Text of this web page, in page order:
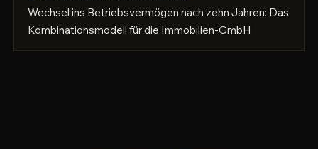
Wechsel ins Betriebsvermögen nach zehn Jahren: Das
Kombinationsmodell für die Immobilien-GmbH